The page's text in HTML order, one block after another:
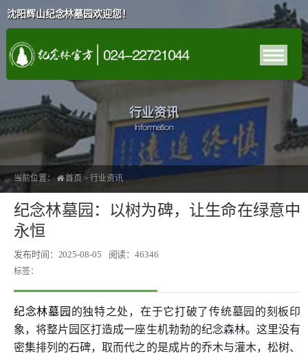
沈阳辉山纪念林墓园欢迎您！
行业资讯
Information
当前位置： 首页 >行业资讯
纪念林墓园：以树为碑，让生命在绿意中
永恒
发布时间：2025-08-05 阅读：46346
标签：
纪念林墓园 的独特之处，在于它打破了传统墓园的刻板印
象，将整片园区打造成一座生机勃勃的纪念森林。这里没有
密集排列的石碑，取而代之的是成片的乔木与灌木，松树、